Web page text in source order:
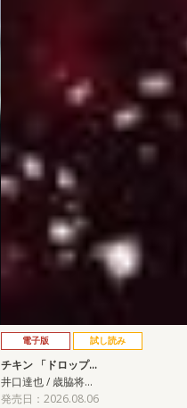
電子版 試し読み
チキン 「ドロップ…
井口達也 / 歳脇将…
発売日：2026.08.06